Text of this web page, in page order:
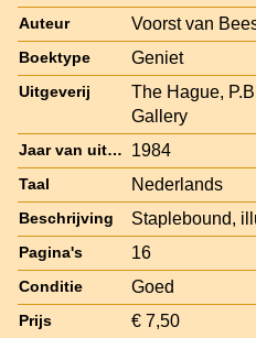
Auteur Voorst van
Boektype Geniet
Uitgeverij
The Hague,
Gallery
Jaar van uitgave 1984
Taal Nederlands
Beschrijving Staplebound,
Pagina's 16
Conditie Goed
Prijs € 7,50